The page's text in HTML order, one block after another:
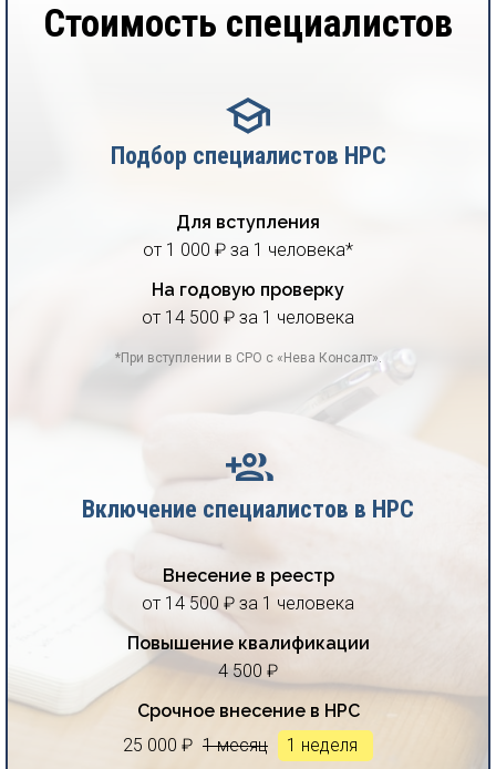
Стоимость специалистов
Подбор специалистов НРС
Для вступления
от 1 000 ₽ за 1 человека*
На годовую проверку
от 14 500 ₽ за 1 человека
*При вступлении в СРО с «Нева Консалт».
Включение специалистов в НРС
Внесение в реестр
от 14 500 ₽ за 1 человека
Повышение квалификации
4 500 ₽
Срочное внесение в НРС
25 000 ₽ 1 месяц 1 неделя